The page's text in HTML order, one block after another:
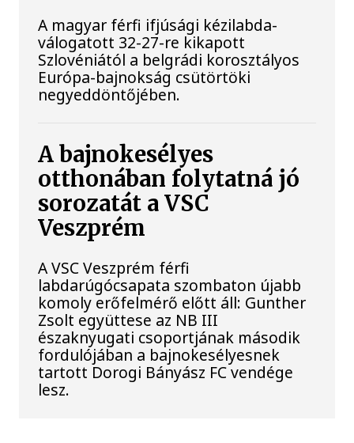
A magyar férfi ifjúsági kézilabda-
válogatott 32-27-re kikapott
Szlovéniától a belgrádi korosztályos
Európa-bajnokság csütörtöki
negyeddöntőjében.
A bajnokesélyes
otthonában folytatná jó
sorozatát a VSC
Veszprém
A VSC Veszprém férfi
labdarúgócsapata szombaton újabb
komoly erőfelmérő előtt áll: Gunther
Zsolt együttese az NB III
északnyugati csoportjának második
fordulójában a bajnokesélyesnek
tartott Dorogi Bányász FC vendége
lesz.